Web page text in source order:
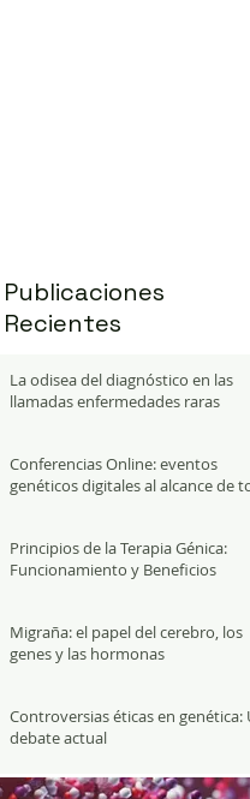
Publicaciones
Recientes
La odisea del diagnóstico en las
llamadas enfermedades raras
Conferencias Online: eventos
genéticos digitales al alcance de
Principios de la Terapia Génica:
Funcionamiento y Beneficios
Migraña: el papel del cerebro, los
genes y las hormonas
Controversias éticas en genética:
debate actual